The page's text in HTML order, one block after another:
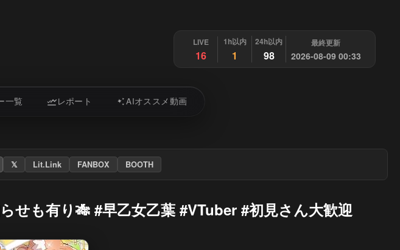
LIVE
16
1h以内
1
24h以内
98
最終更新
2026-08-09 00:33
一覧 レポート AIオススメ動画
𝕏 Lit.Link FANBOX BOOTH
せも有り🎋 #早乙女乙葉 #VTuber #初見さん大歓迎